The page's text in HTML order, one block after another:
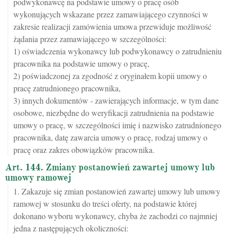
wykonujących wskazane przez zamawiającego czynności w
zakresie realizacji zamówienia umowa przewiduje możliwość
żądania przez zamawiającego w szczególności:
1) oświadczenia wykonawcy lub podwykonawcy o zatrudnieniu
pracownika na podstawie umowy o pracę,
2) poświadczonej za zgodność z oryginałem kopii umowy o
pracę zatrudnionego pracownika,
3) innych dokumentów - zawierających informacje, w tym dane
osobowe, niezbędne do weryfikacji zatrudnienia na podstawie
umowy o pracę, w szczególności imię i nazwisko zatrudnionego
pracownika, datę zawarcia umowy o pracę, rodzaj umowy o
pracę oraz zakres obowiązków pracownika.
Art. 144. Zmiany postanowień zawartej umowy lub
umowy ramowej
1. Zakazuje się zmian postanowień zawartej umowy lub umowy
ramowej w stosunku do treści oferty, na podstawie której
dokonano wyboru wykonawcy, chyba że zachodzi co najmniej
jedna z następujących okoliczności: